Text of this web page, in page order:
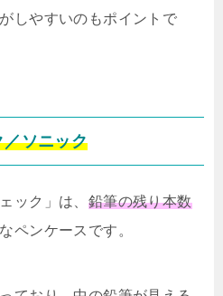
しやすいのもポイントで
ソニック
ック」は、 鉛筆の残り本数
ペンケースです。